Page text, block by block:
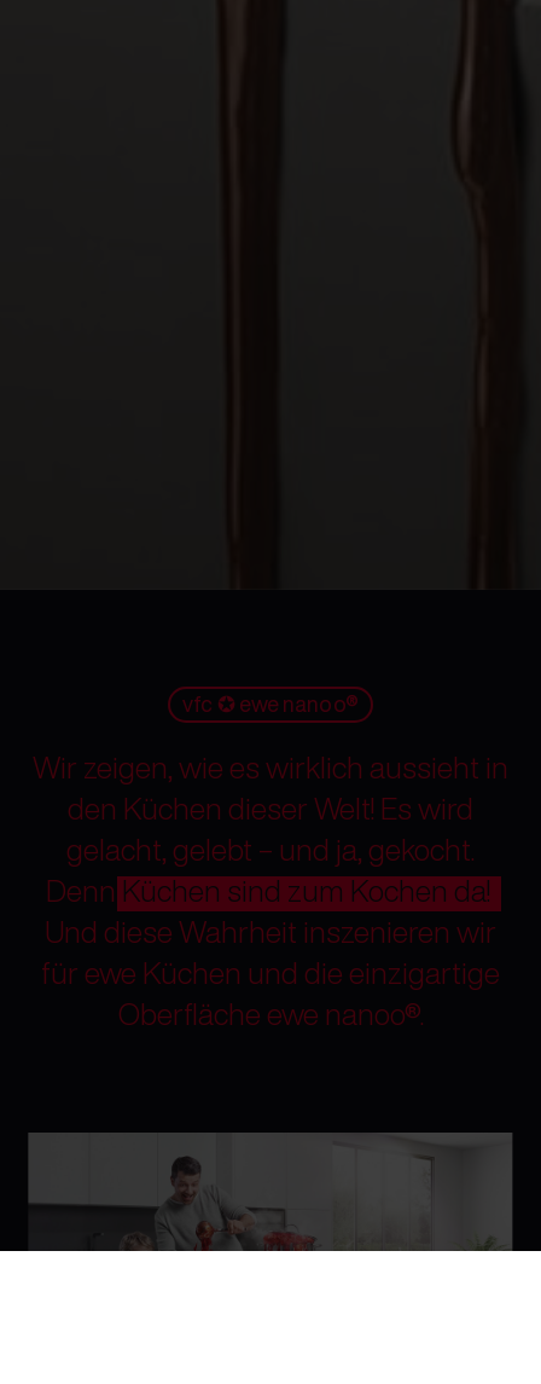
vfc ✪ ewe nanoo®
Wir zeigen, wie es wirklich aussieht in
den Küchen dieser Welt! Es wird
gelacht, gelebt – und ja, gekocht.
Denn Küchen sind zum Kochen da!
Und diese Wahrheit inszenieren wir
für ewe Küchen und die einzigartige
Oberfläche ewe nanoo®.